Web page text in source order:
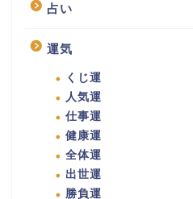
占い
運気
くじ運
人気運
仕事運
健康運
全体運
出世運
勝負運